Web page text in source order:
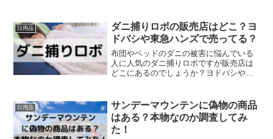
言いますと普通に美味しいです。しか
し、プリロールケーキは「美...
日用品
ダニ捕りロボの販売店はどこ？ヨ
ドバシや東急ハンズで売ってる？
布団やベッドのダニの被害に悩んでいる
人に人気のダニ捕りロボですが販売店は
どこにあるのでしょうか？ヨドバシや東
た！＼送料無料＆2％ポイント付／⇒【最
安値】公式サイトでダニ捕り...
日用品
サンデーマウンテンに偽物の商品
はある？本物なのか調査してみ
た！